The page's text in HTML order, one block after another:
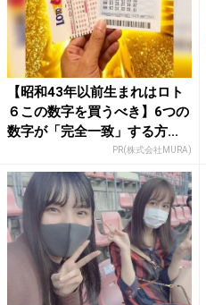
【昭和43年以前生まれはロト
６この数字を買うべき】6つの
数字が「完全一致」する方...
PR(株式会社MURA)